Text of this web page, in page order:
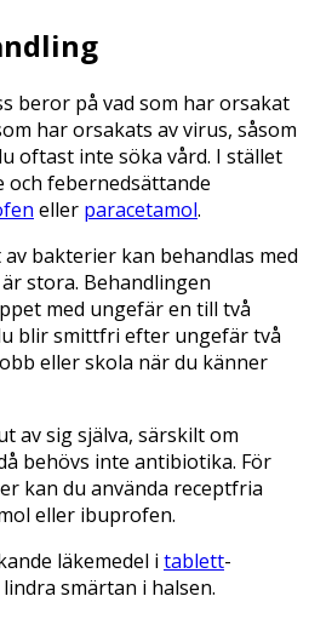
beror på vad som har orsakat
har orsakats av virus, såsom
oftast inte söka vård. I stället
och febernedsättande
eller paracetamol.
bakterier kan behandlas med
stora. Behandlingen
med ungefär en till två
blir smittfri efter ungefär två
eller skola när du känner
av sig själva, särskilt om
behövs inte antibiotika. För
kan du använda receptfria
eller ibuprofen.
läkemedel i tablett-
smärtan i halsen.